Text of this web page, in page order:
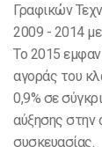
Γραφικών
2009 - 2014
Το 2015
αγοράς του
0,9% σε
αύξησης
συσκευασίας.